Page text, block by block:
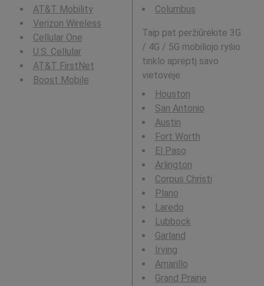
AT&T Mobility
Verizon Wireless
Cellular One
U.S. Cellular
AT&T FirstNet
Boost Mobile
Columbus
Taip pat peržiūrėkite 3G
/ 4G / 5G mobiliojo ryšio
tinklo aprėptį savo
vietovėje:
Houston
San Antonio
Austin
Fort Worth
El Paso
Arlington
Corpus Christi
Plano
Laredo
Lubbock
Garland
Irving
Amarillo
Grand Prairie